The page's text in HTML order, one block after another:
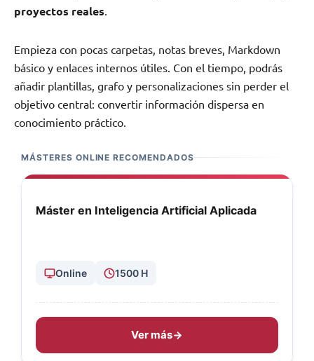
proyectos reales.
Empieza con pocas carpetas, notas breves, Markdown
básico y enlaces internos útiles. Con el tiempo, podrás
añadir plantillas, grafo y personalizaciones sin perder el
objetivo central: convertir información dispersa en
conocimiento práctico.
MÁSTERES ONLINE RECOMENDADOS
Máster en Inteligencia Artificial Aplicada
Online 1500 H
Ver más